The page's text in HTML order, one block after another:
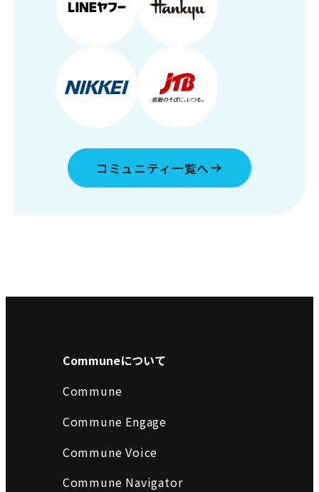
コミュニティ一覧へ
Communeについて
Commune
Commune Engage
Commune Voice
Commune Navigator